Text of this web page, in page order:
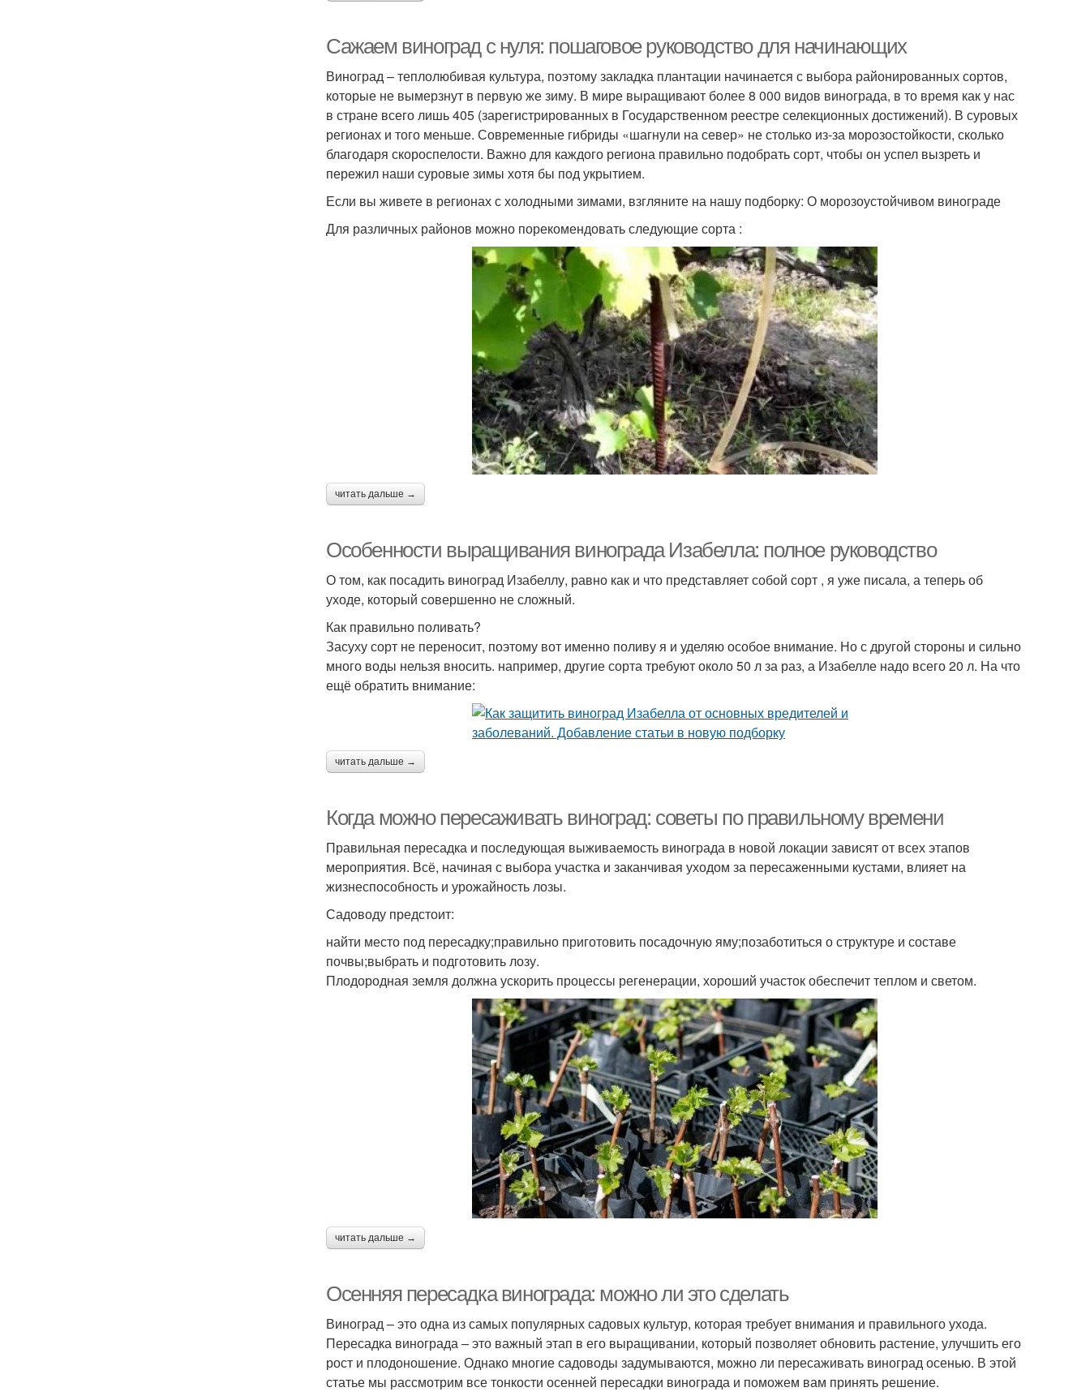
Сажаем виноград с нуля: пошаговое руководство для начинающих
Виноград – теплолюбивая культура, поэтому закладка плантации начинается с выбора районированных сортов,
которые не вымерзнут в первую же зиму. В мире выращивают более 8 000 видов винограда, в то время как у нас
в стране всего лишь 405 (зарегистрированных в Государственном реестре селекционных достижений). В суровых
регионах и того меньше. Современные гибриды «шагнули на север» не столько из-за морозостойкости, сколько
благодаря скороспелости. Важно для каждого региона правильно подобрать сорт, чтобы он успел вызреть и
пережил наши суровые зимы хотя бы под укрытием.
Если вы живете в регионах с холодными зимами, взгляните на нашу подборку: О морозоустойчивом винограде
Для различных районов можно порекомендовать следующие сорта :
читать дальше →
Особенности выращивания винограда Изабелла: полное руководство
О том, как посадить виноград Изабеллу, равно как и что представляет собой сорт , я уже писала, а теперь об
уходе, который совершенно не сложный.
Как правильно поливать?
Засуху сорт не переносит, поэтому вот именно поливу я и уделяю особое внимание. Но с другой стороны и сильно
много воды нельзя вносить. например, другие сорта требуют около 50 л за раз, а Изабелле надо всего 20 л. На что
ещё обратить внимание:
читать дальше →
Когда можно пересаживать виноград: советы по правильному времени
Правильная пересадка и последующая выживаемость винограда в новой локации зависят от всех этапов
мероприятия. Всё, начиная с выбора участка и заканчивая уходом за пересаженными кустами, влияет на
жизнеспособность и урожайность лозы.
Садоводу предстоит:
найти место под пересадку;правильно приготовить посадочную яму;позаботиться о структуре и составе
почвы;выбрать и подготовить лозу.
Плодородная земля должна ускорить процессы регенерации, хороший участок обеспечит теплом и светом.
читать дальше →
Осенняя пересадка винограда: можно ли это сделать
Виноград – это одна из самых популярных садовых культур, которая требует внимания и правильного ухода.
Пересадка винограда – это важный этап в его выращивании, который позволяет обновить растение, улучшить его
рост и плодоношение. Однако многие садоводы задумываются, можно ли пересаживать виноград осенью. В этой
статье мы рассмотрим все тонкости осенней пересадки винограда и поможем вам принять решение.